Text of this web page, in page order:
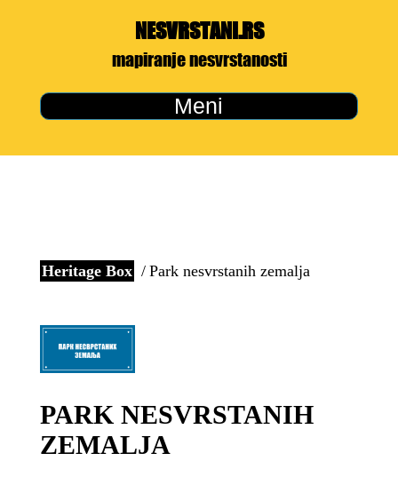
NESVRSTANI.RS
mapiranje nesvrstanosti
Meni
Heritage Box Park nesvrstanih zemalja
PARK NESVRSTANIH
ZEMALJA